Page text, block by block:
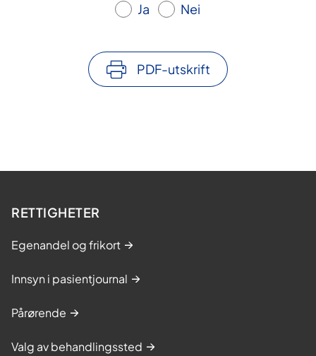
Ja Nei
PDF-utskrift
RETTIGHETER
Egenandel og frikort
Innsyn i pasientjournal
Pårørende
Valg av behandlingssted